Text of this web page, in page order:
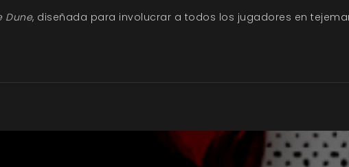
Dune, diseñada para involucrar a todos los jugadores en